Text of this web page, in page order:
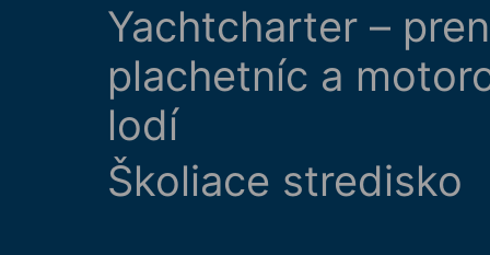
Yachtcharter –
plachetníc a
lodí
Školiace stredisko